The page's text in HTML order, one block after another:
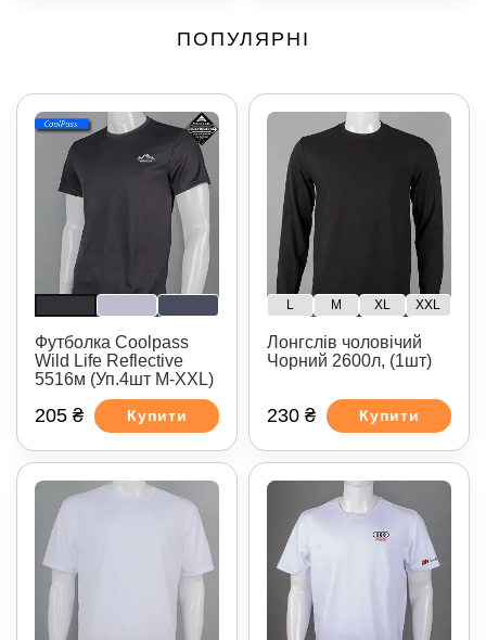
ПОПУЛЯРНІ
Футболка Coolpass
Wild Life Reflective
5516м (Уп.4шт M-XXL)
205 ₴ Купити
L M XL XXL
Лонгслів чоловічий
Чорний 2600л, (1шт)
230 ₴ Купити